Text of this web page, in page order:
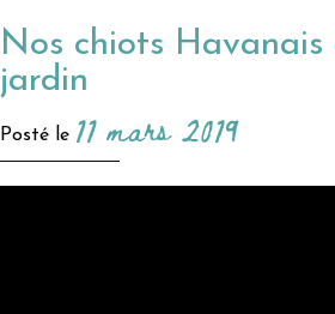
Nos chiots Havanais
jardin
Posté le 11 mars 2019